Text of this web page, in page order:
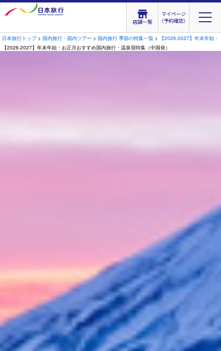
店舗一覧
マイページ
（予約確認）
日本旅行トップ>国内旅行・国内ツアー >国内旅行 季節の特集一覧 >
【2026-2027】年末年始
【2026-2027】年末年始・お正月おすすめ国内旅行・温泉宿特集（中国発）